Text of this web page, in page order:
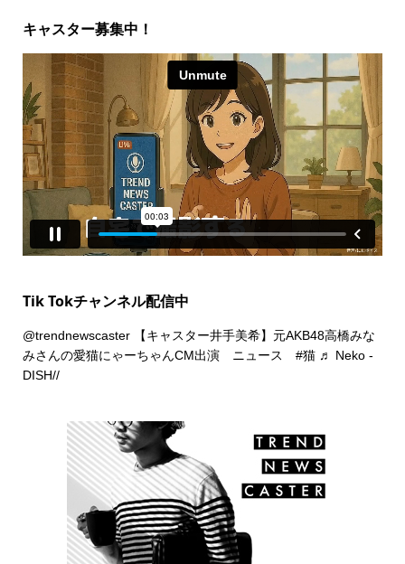
キャスター募集中！
Tik Tokチャンネル配信中
@trendnewscaster【キャスター井手美希】元AKB48高橋みな
みさんの愛猫にゃーちゃんCM出演 ニュース #猫 ♬ Neko -
DISH//